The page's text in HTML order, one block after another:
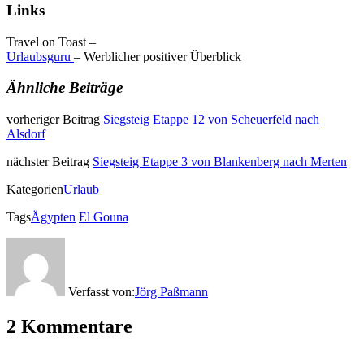
Links
Travel on Toast –
Urlaubsguru – Werblicher positiver Überblick
Ähnliche Beiträge
vorheriger Beitrag Siegsteig Etappe 12 von Scheuerfeld nach
Alsdorf
nächster Beitrag Siegsteig Etappe 3 von Blankenberg nach Merten
KategorienUrlaub
TagsÄgypten El Gouna
Verfasst von:Jörg Paßmann
2 Kommentare